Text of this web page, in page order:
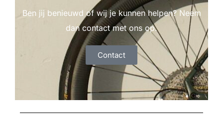
Ben jij benieuwd of wij je kunnen helpen? Neem
dan contact met ons op.
Contact